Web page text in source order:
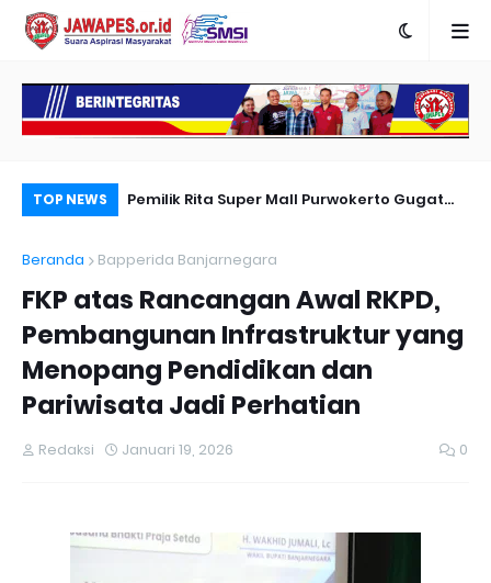
TOP NEWS
Peradapan
Pemilik Rita Super Mall Purwokerto Gugat
Beranda Bapperida Banjarnegara
FKP atas Rancangan Awal RKPD,
Pembangunan Infrastruktur yang
Menopang Pendidikan dan
Pariwisata Jadi Perhatian
Redaksi Januari 19, 2026 0